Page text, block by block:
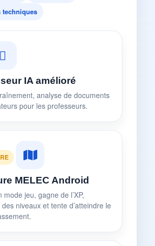
techniques
IA amélioré
analyse de documents
pour les professeurs.
MELEC Android
mode jeu, gagne de l’XP,
niveaux et tente d’atteindre le